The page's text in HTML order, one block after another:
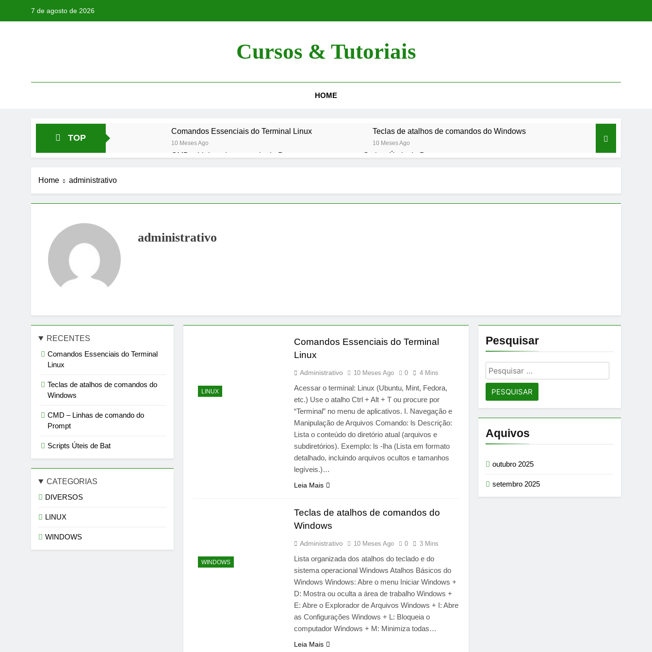
7 de agosto de 2026
Cursos & Tutoriais
Site Perfeito Para Você.
HOME
TOP
Comandos Essenciais do Terminal Linux
10 Meses Ago
Teclas de atalhos de comandos do Windows
10 Meses Ago
CMD – Linhas de comando do Prompt Scripts Úteis de Bat
Home administrativo
administrativo
RECENTES
Comandos Essenciais do Terminal
Linux
Teclas de atalhos de comandos do
Windows
CMD – Linhas de comando do
Prompt
Scripts Úteis de Bat
CATEGORIAS
DIVERSOS
LINUX
WINDOWS
LINUX
Comandos Essenciais do Terminal
Linux
Administrativo 10 Meses Ago 0 4 Mins
Acessar o terminal: Linux (Ubuntu, Mint, Fedora,
etc.) Use o atalho Ctrl + Alt + T ou procure por
“Terminal” no menu de aplicativos. I. Navegação e
Manipulação de Arquivos Comando: ls Descrição:
Lista o conteúdo do diretório atual (arquivos e
subdiretórios). Exemplo: ls -lha (Lista em formato
detalhado, incluindo arquivos ocultos e tamanhos
legíveis.)…
Leia Mais
WINDOWS
Teclas de atalhos de comandos do
Windows
Administrativo 10 Meses Ago 0 3 Mins
Lista organizada dos atalhos do teclado e do
sistema operacional Windows Atalhos Básicos do
Windows Windows: Abre o menu Iniciar Windows +
D: Mostra ou oculta a área de trabalho Windows +
E: Abre o Explorador de Arquivos Windows + I: Abre
as Configurações Windows + L: Bloqueia o
computador Windows + M: Minimiza todas…
Leia Mais
Pesquisar
Pesquisar
por:
Aquivos
outubro 2025
setembro 2025